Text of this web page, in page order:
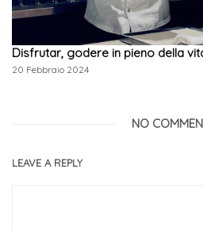
Disfrutar, godere in pieno della
20 Febbraio 2024
NO
LEAVE A REPLY